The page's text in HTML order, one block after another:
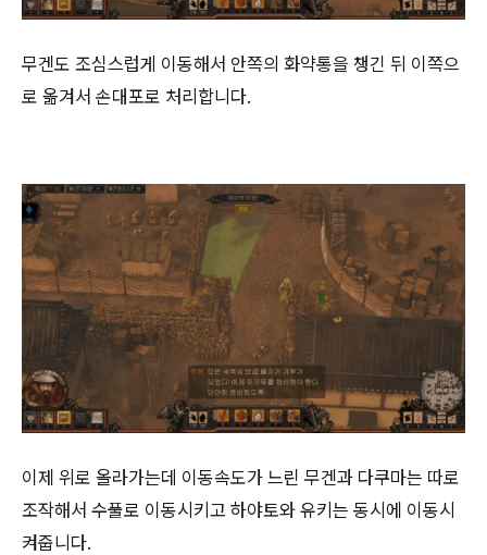
무겐도 조심스럽게 이동해서 안쪽의 화약통을 챙긴 뒤 이쪽으
로 옮겨서 손대포로 처리합니다.
이제 위로 올라가는데 이동속도가 느린 무겐과 다쿠마는 따로
조작해서 수풀로 이동시키고 하야토와 유키는 동시에 이동시
켜줍니다.